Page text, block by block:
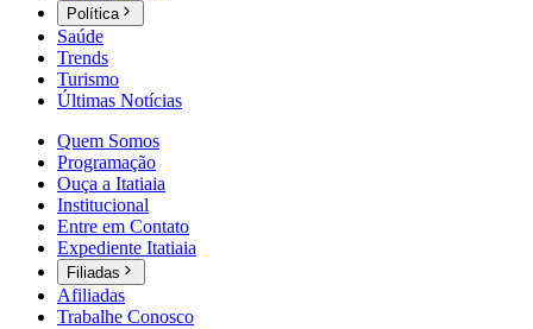
Política
Saúde
Trends
Turismo
Últimas Notícias
Quem Somos
Programação
Ouça a Itatiaia
Institucional
Entre em Contato
Expediente Itatiaia
Filiadas
Afiliadas
Trabalhe Conosco